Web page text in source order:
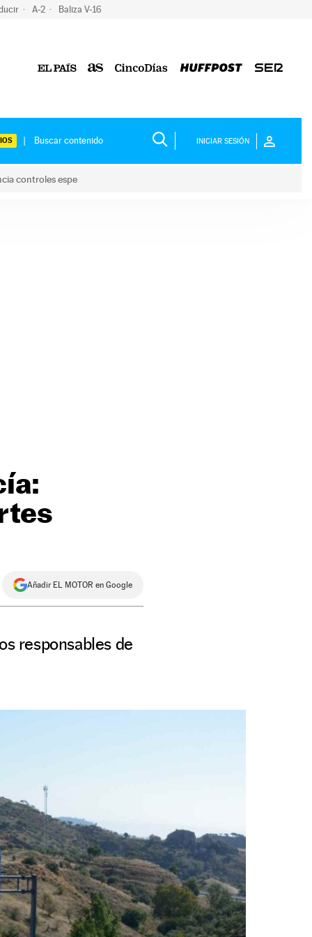
A-2 Baliza V-16
INICIAR SESIÓN
controles espe
Añadir EL MOTOR en Google
responsables de